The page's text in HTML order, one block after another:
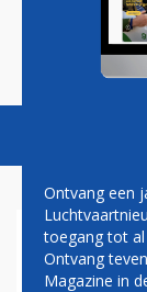
Magazine
Ontvang een
toegang tot al
Ontvang
Magazine in